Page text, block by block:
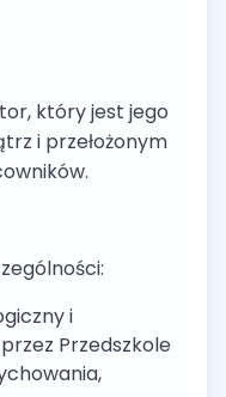
który jest jego
i przełożonym
i
Przedszkole